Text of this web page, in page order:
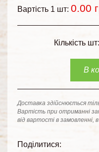
Вартість 1 шт: 0.00
Кількість шт:
В
Доставка здійснюється
Вартість при отриманні
від вартості в замовленні,
Поділитися: